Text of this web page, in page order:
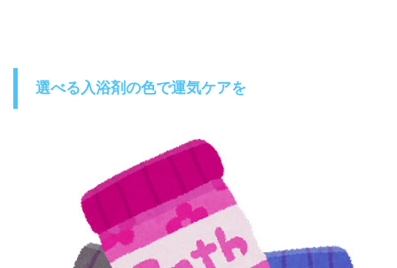
選べる入浴剤の色で運気ケアを